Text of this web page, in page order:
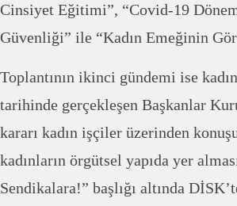
Cinsiyet Eğitimi”, “Covid-19
Güvenliği” ile “Kadın Emeğinin
Toplantının ikinci gündemi ise
tarihinde gerçekleşen Başkanlar
kararı kadın işçiler üzerinden
kadınların örgütsel yapıda yer
Sendikalara!” başlığı altında